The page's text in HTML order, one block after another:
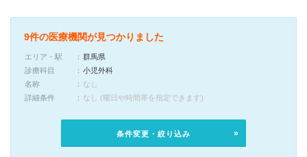
9件の医療機関が見つかりました
エリア・駅
群馬県
診療科目
小児外科
名称
なし
詳細条件
なし (曜日や時間帯を指定できます)
条件変更・絞り込み